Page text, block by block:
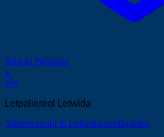
Add to Wishlist
+
Vis
Letpallereol Letwida
Sikringssplit til Letwida reolbjælke